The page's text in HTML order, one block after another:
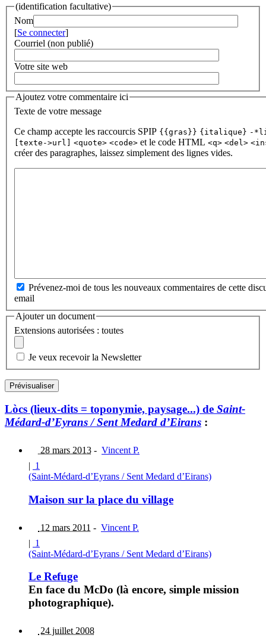
(identification facultative)
Nom
[Se connecter]
Courriel (non publié)
Votre site web
Ajoutez votre commentaire ici
Texte de votre message
Ce champ accepte les raccourcis SPIP {{gras}} {italique} -
[texte->url]
<quote> <code> et le code HTML <q> <del>
créer des paragraphes, laissez simplement des lignes vides.
Prévenez-moi de tous les nouveaux commentaires de cette
email
Ajouter un document
Extensions autorisées : toutes
Je veux recevoir la Newsletter
Lòcs (lieux-dits = toponymie, paysage...) de Saint-
Médard-d’Eyrans / Sent Medard d’Eirans :
28 mars 2013 - Vincent P.
| 1
(Saint-Médard-d’Eyrans / Sent Medard d’Eirans)
Maison sur la place du village
12 mars 2011 - Vincent P.
| 1
(Saint-Médard-d’Eyrans / Sent Medard d’Eirans)
Le Refuge
En face du McDo (là encore, simple mission
photographique).
24 juillet 2008